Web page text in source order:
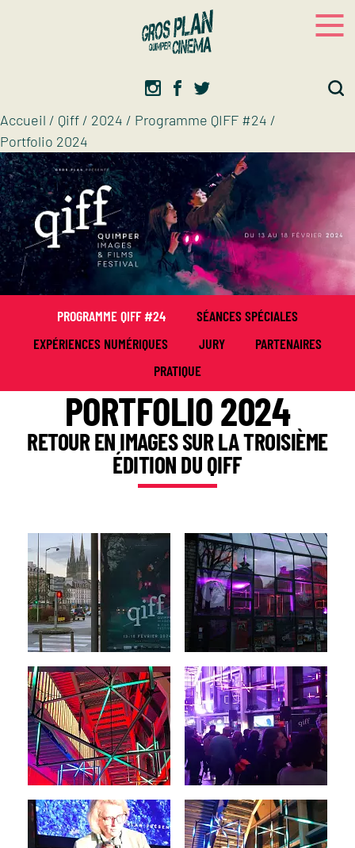
Accueil / Qiff / 2024 / Programme QIFF #24 /
Portfolio 2024
PROGRAMME QIFF #24
SÉANCES SPÉCIALES
EXPÉRIENCES NUMÉRIQUES
JURY
PARTENAIRES
PRATIQUE
PORTFOLIO 2024
RETOUR EN IMAGES SUR LA TROISIÈME
ÉDITION DU QIFF